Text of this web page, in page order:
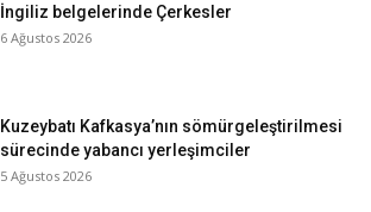
İngiliz belgelerinde Çerkesler
6 Ağustos 2026
Kuzeybatı Kafkasya’nın sömürgeleştirilmesi
sürecinde yabancı yerleşimciler
5 Ağustos 2026